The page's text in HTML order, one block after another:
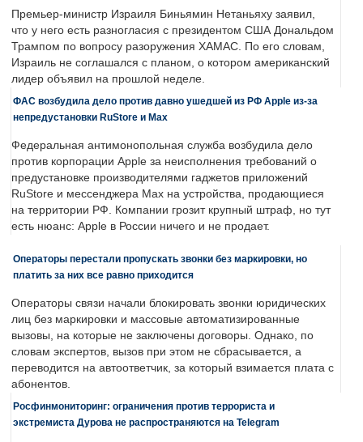
Премьер-министр Израиля Биньямин Нетаньяху заявил,
что у него есть разногласия с президентом США Дональдом
Трампом по вопросу разоружения ХАМАС. По его словам,
Израиль не соглашался с планом, о котором американский
лидер объявил на прошлой неделе.
ФАС возбудила дело против давно ушедшей из РФ Apple из-за
непредустановки RuStore и Max
Федеральная антимонопольная служба возбудила дело
против корпорации Apple за неисполнения требований о
предустановке производителями гаджетов приложений
RuStore и мессенджера Max на устройства, продающиеся
на территории РФ. Компании грозит крупный штраф, но тут
есть нюанс: Apple в России ничего и не продает.
Операторы перестали пропускать звонки без маркировки, но
платить за них все равно приходится
Операторы связи начали блокировать звонки юридических
лиц без маркировки и массовые автоматизированные
вызовы, на которые не заключены договоры. Однако, по
словам экспертов, вызов при этом не сбрасывается, а
переводится на автоответчик, за который взимается плата с
абонентов.
Росфинмониторинг: ограничения против террориста и
экстремиста Дурова не распространяются на Telegram